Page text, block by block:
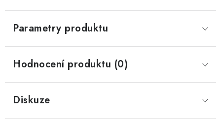
Parametry produktu
Hodnocení produktu (0)
Diskuze